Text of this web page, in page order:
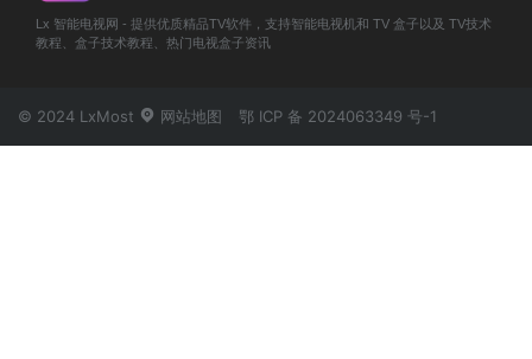
Lx 智能电视网 - 提供优质精品TV软件，支持智能电视机和 TV 盒子以及 TV技术
教程、盒子技术教程、热门电视盒子资讯
© 2024 LxMost 网站地图 鄂 ICP 备 2024063349 号-1